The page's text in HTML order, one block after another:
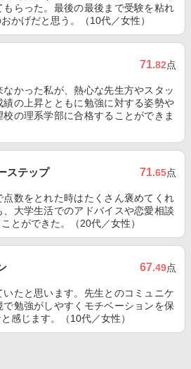
らった。最後の最後まで受験を粘れ
かげだと思う。（10代／女性）
71.82点
かった私が、熱心な先生方やスタッ
の上昇とともに勉強に対する姿勢や
の理系学部に合格することができま
ステップ 71.65点
数をとれた時はたくさん褒めてくれ
大学生活でのアドバイスや恋愛相談
とができた。（20代／女性）
67.49点
たと思います。先生とのコミュニケ
勉強がしやすくモチベーションを保
感じます。（10代／女性）